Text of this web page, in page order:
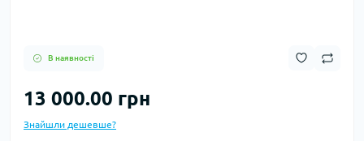
В наявності
13 000.00 грн
Знайшли дешевше?